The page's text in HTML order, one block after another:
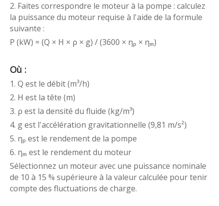
2. Faites correspondre le moteur à la pompe : calculez
la puissance du moteur requise à l'aide de la formule
suivante :
P (kW) = (Q × H × ρ × g) / (3600 × ηₚ × ηₘ)
Où :
1. Q est le débit (m³/h)
2. H est la tête (m)
3. ρ est la densité du fluide (kg/m³)
4. g est l'accélération gravitationnelle (9,81 m/s²)
5. ηₚ est le rendement de la pompe
6. ηₘ est le rendement du moteur
Sélectionnez un moteur avec une puissance nominale
de 10 à 15 % supérieure à la valeur calculée pour tenir
compte des fluctuations de charge.